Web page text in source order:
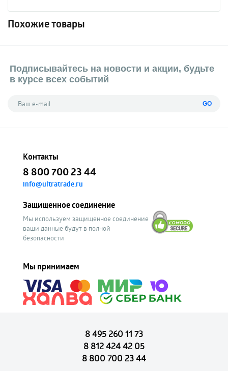
Похожие товары
Подписывайтесь на новости и акции, будьте
в курсе всех событий
GO
Контакты
8 800 700 23 44
info@ultratrade.ru
Защищенное соединение
Мы используем защищенное соединение
ваши данные будут в полной
безопасности
Мы принимаем
8 495 260 11 73
8 812 424 42 05
8 800 700 23 44